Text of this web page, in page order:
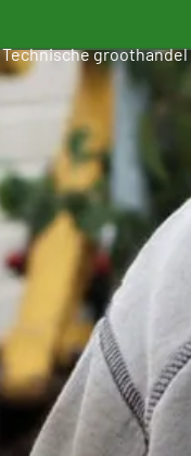
Technische groothandel